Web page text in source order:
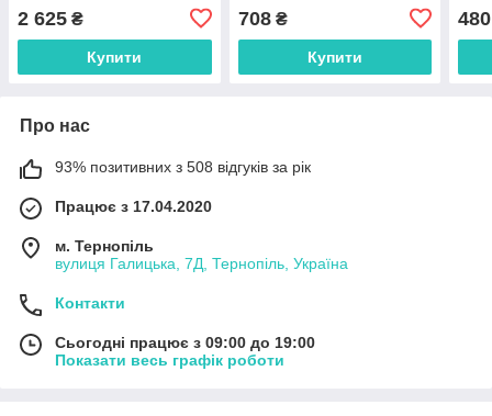
2 625 ₴
Купити
Restorer, 355
708₴
Купити
480
Про нас
93% позитивних з 508 відгуків за рік
Працює з 17.04.2020
м. Тернопіль
вулиця Галицька, 7Д, Тернопіль, Україна
Контакти
Сьогодні працює з 09:00 до 19:00
Показати весь графік роботи